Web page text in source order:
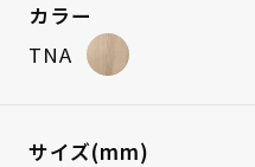
カラー
TNA
サイズ(mm)